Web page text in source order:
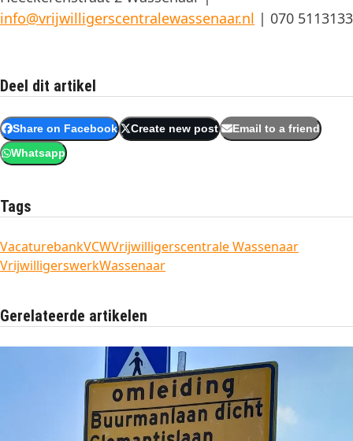
info@vrijwilligerscentralewassenaar.nl | 070 5113133
Deel dit artikel
Share on Facebook Create new post Email to a friend
Whatsapp
Tags
VacaturebankVCWVrijwilligerscentrale Wassenaar
VrijwilligerswerkWassenaar
Gerelateerde artikelen